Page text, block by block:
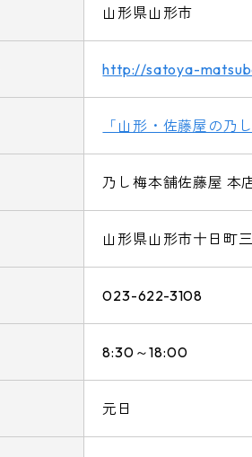
山形県山形市
http://satoya-
「山形・佐藤屋の乃
乃し梅本舗佐藤屋 本
山形県山形市十日町
023-622-3108
8:30～18:00
元日